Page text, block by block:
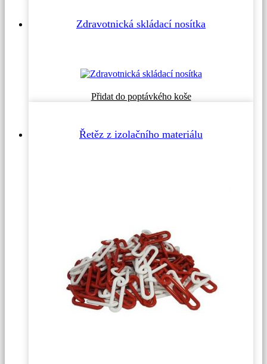
Zdravotnická skládací nosítka
Přidat do poptávkého koše
Řetěz z izolačního materiálu